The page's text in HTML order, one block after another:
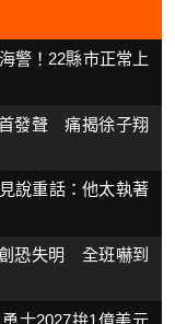
警！22縣市正常上
發聲 痛揭徐子翔
說重話：他太執著
恐失明 全班嚇到
士2027拚1億美元